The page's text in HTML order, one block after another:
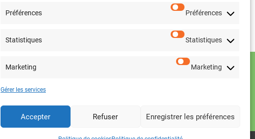
Préférences Préférences
Statistiques Statistiques
Marketing Marketing
Gérer les services
Accepter Refuser Enregistrer les préférences